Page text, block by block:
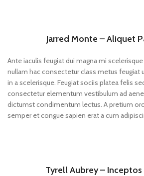
Jarred Monte – Aliquet
Ante iaculis feugiat dui magna mi
nullam hac consectetur class metus feugiat
in a scelerisque. Feugiat sociis platea felis
consectetur elementum vestibulum ad
dictumst condimentum lectus. A pretium
semper et congue sapien erat a cum
Tyrell Aubrey –